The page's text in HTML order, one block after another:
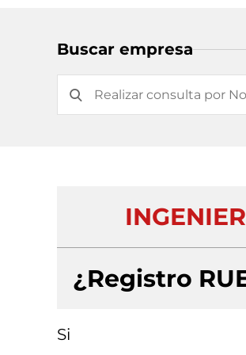
Buscar empresa
¿Registro
Si